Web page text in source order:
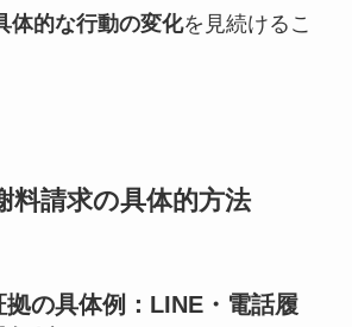
体的な行動の変化を見続けるこ
料請求の具体的方法
拠の具体例：LINE・電話履